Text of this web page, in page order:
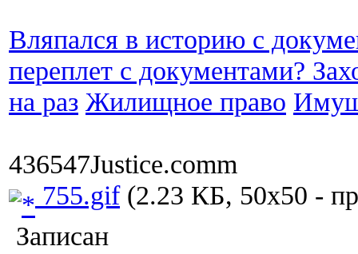
Вляпался в историю с
переплет с документами?
на раз Жилищное право
436547Justice.comm
755.gif(2.23 КБ, 50x50 -
Записан